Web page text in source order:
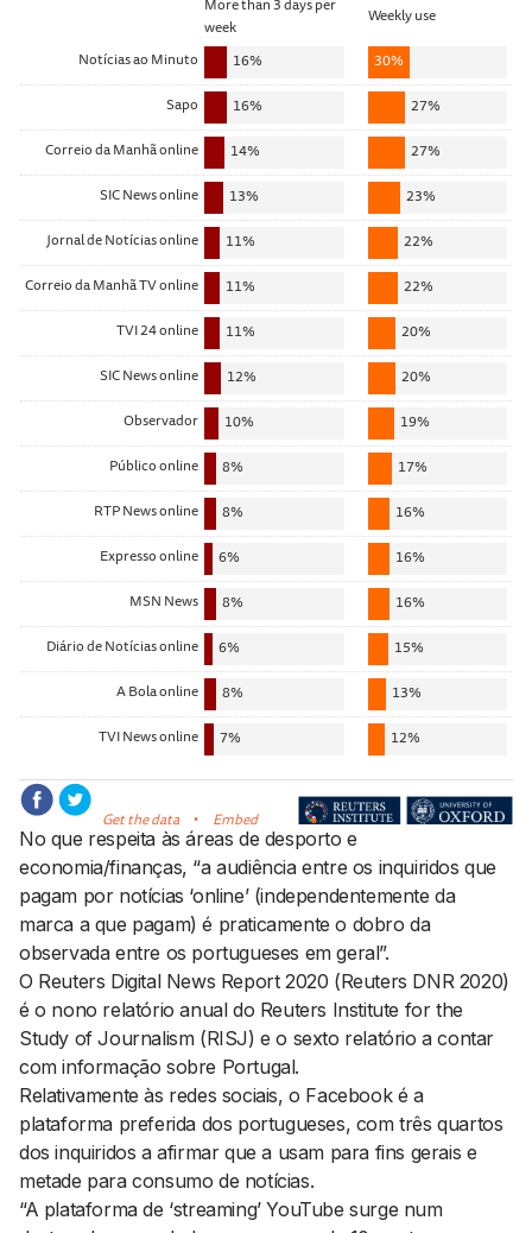
No que respeita às áreas de desporto e
economia/finanças, “a audiência entre os inquiridos que
pagam por notícias ‘online’ (independentemente da
marca a que pagam) é praticamente o dobro da
observada entre os portugueses em geral”.
O Reuters Digital News Report 2020 (Reuters DNR 2020)
é o nono relatório anual do Reuters Institute for the
Study of Journalism (RISJ) e o sexto relatório a contar
com informação sobre Portugal.
Relativamente às redes sociais, o Facebook é a
plataforma preferida dos portugueses, com três quartos
dos inquiridos a afirmar que a usam para fins gerais e
metade para consumo de notícias.
“A plataforma de ‘streaming’ YouTube surge num